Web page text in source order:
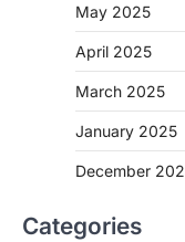
May 2025
April 2025
March 2025
January 2025
December
Categories